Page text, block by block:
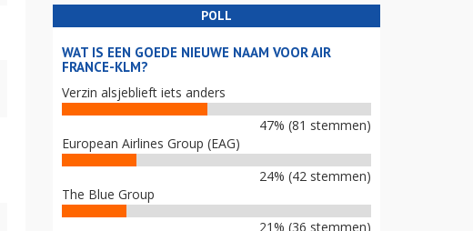
POLL
WAT IS EEN GOEDE NIEUWE NAAM VOOR AIR
FRANCE-KLM?
Verzin alsjeblieft iets anders
47% (81 stemmen)
European Airlines Group (EAG)
24% (42 stemmen)
The Blue Group
21% (36 stemmen)